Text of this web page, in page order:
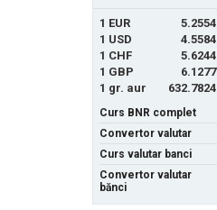
1 EUR
5.2554
1 USD
4.5584
1 CHF
5.6244
1 GBP
6.1277
1 gr. aur
632.7824
Curs BNR complet
Convertor valutar
Curs valutar banci
Convertor valutar
bănci